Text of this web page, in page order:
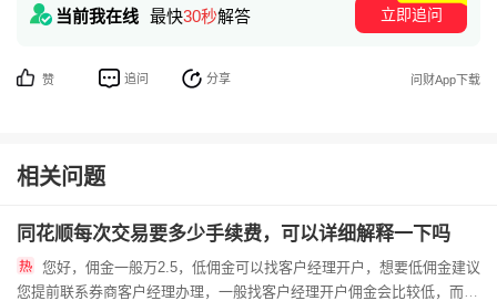
当前我在线 最快30秒解答 立即追问
赞 追问 分享 问财App下载
相关问题
同花顺每次交易要多少手续费，可以详细解释一下吗
您提前联系券商客户经理办理，一般找客户经理开户佣金会比较低，而且